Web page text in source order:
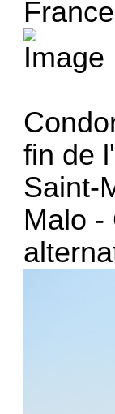
fin de
Saint-
Malo -